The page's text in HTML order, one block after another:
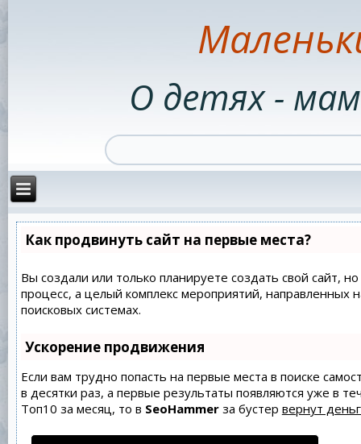
О детях -
Как продвинуть сайт на первые места?
Вы создали или только планируете создать свой сайт,
процесс, а целый комплекс мероприятий,
поисковых системах.
Ускорение продвижения
Если вам трудно попасть на первые места в поиске
в десятки раз, а первые результаты появляются уже в
Топ10 за месяц, то в SeoHammerза бустер вернут